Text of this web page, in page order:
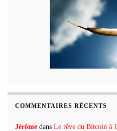
COMMENTAIRES RÉCENTS
Jérôme dans Le rêve du Bitcoin à